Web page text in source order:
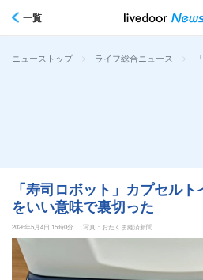
一覧
ニューストップ > ライフ総合ニュース >
「寿司ロボット」カプセル
をいい意味で裏切った
2026年5月4日 15時0分 写真：おたくま経済新聞